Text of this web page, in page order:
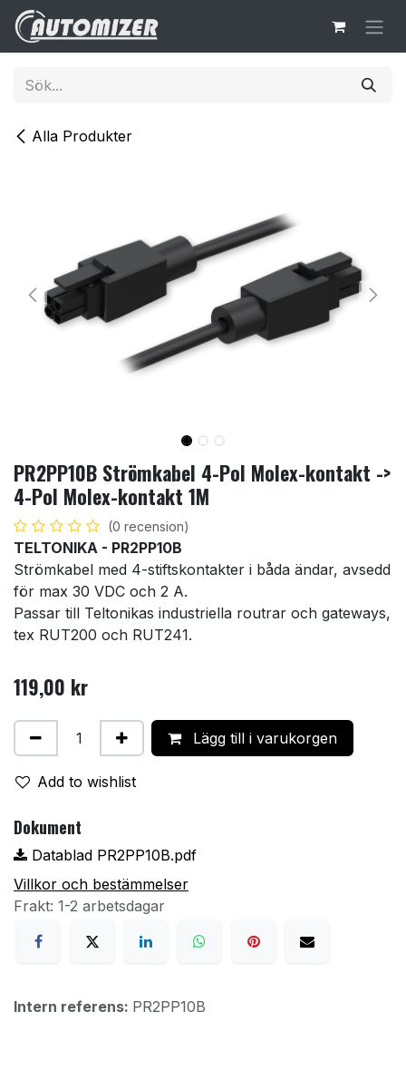
Hoppa till innehåll
Alla Produkter
PR2PP10B Strömkabel 4-Pol Molex-kontakt ->
4-Pol Molex-kontakt 1M
(0 recension)
TELTONIKA - PR2PP10B
Strömkabel med 4-stiftskontakter i båda ändar, avsedd
för max 30 VDC och 2 A.
Passar till Teltonikas industriella routrar och gateways,
tex RUT200 och RUT241.
119,00 kr
Lägg till i varukorgen
Add to wishlist
Dokument
Datablad PR2PP10B.pdf
Villkor och bestämmelser
Frakt: 1-2 arbetsdagar
Intern referens: PR2PP10B